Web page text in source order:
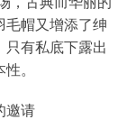
帽又增添了绅
有私底下露出
。
邀请